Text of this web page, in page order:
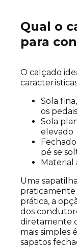
Qual o
para
O calçado
Sola
os pedais
Sola
elevado
pé se
Material
Uma
praticamente
prática, a
dos
diretamente
mais simples
sapatos